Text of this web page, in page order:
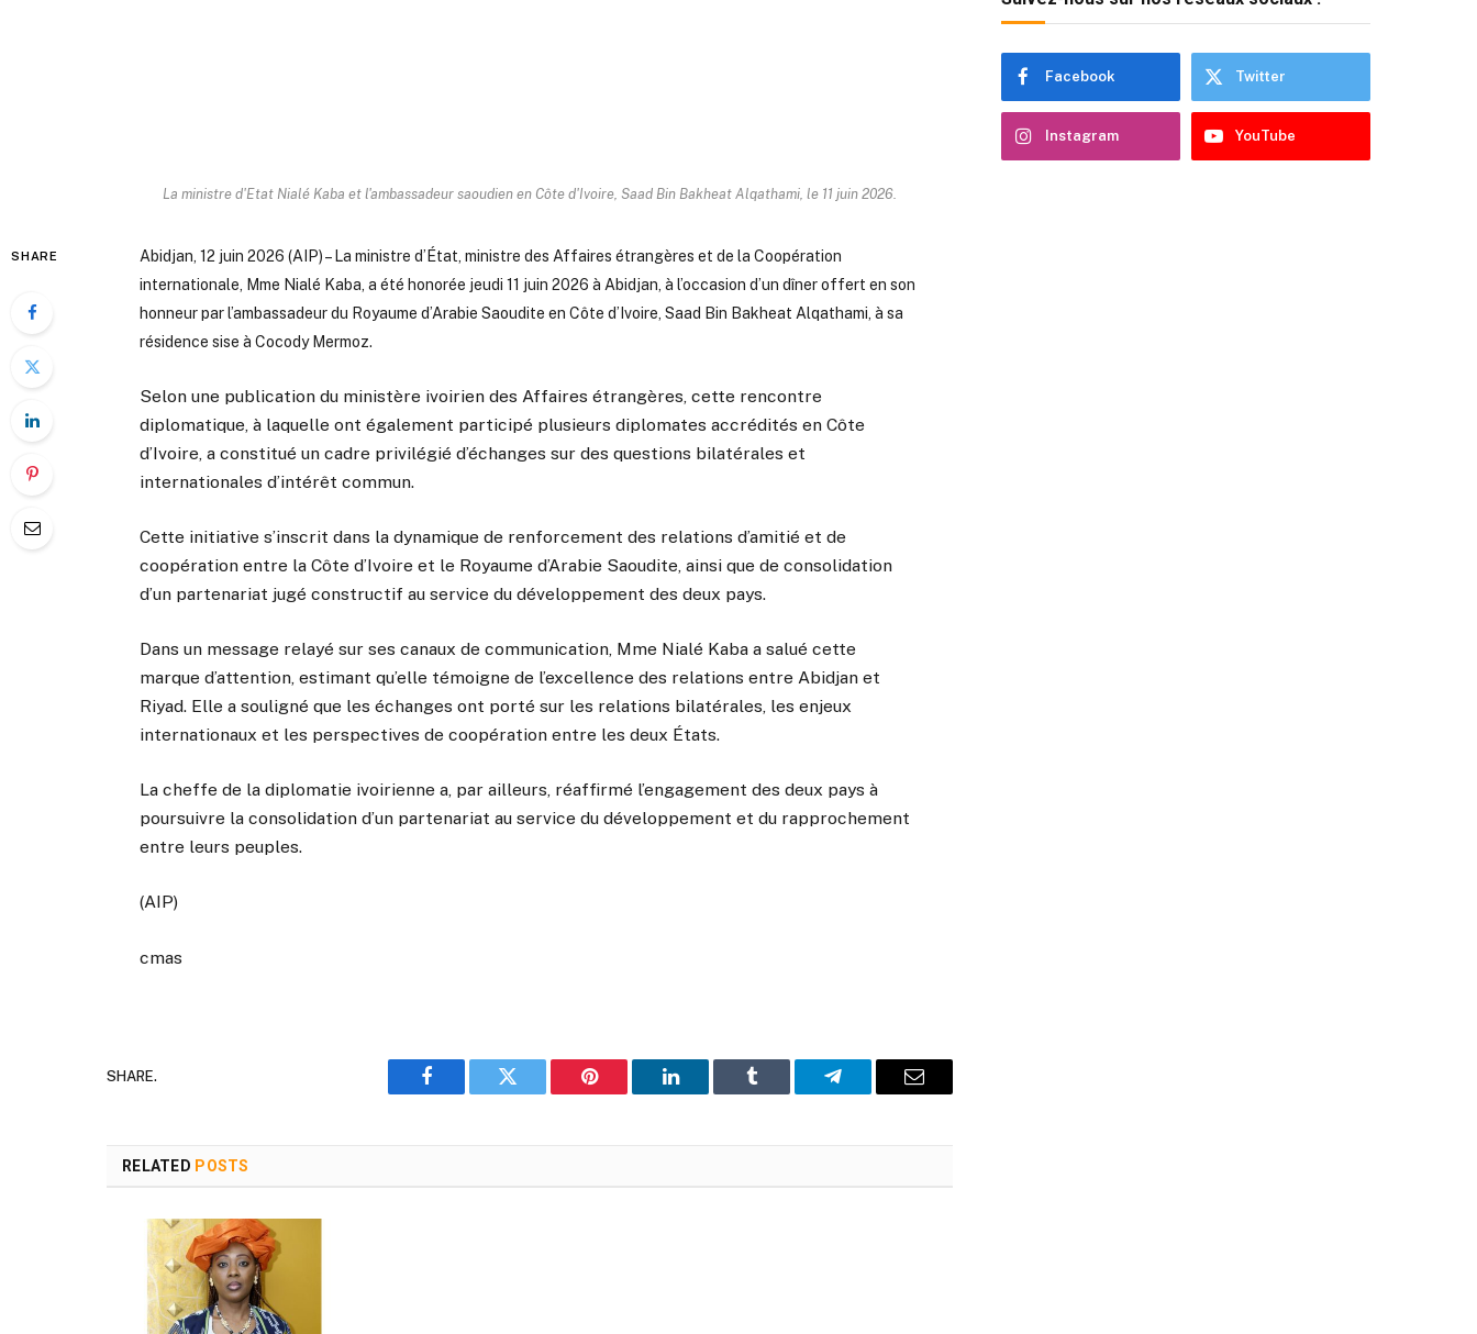
La ministre d'Etat Nialé Kaba et l'ambassadeur saoudien en Côte d'Ivoire, Saad Bin Bakheat Alqathami, le 11 juin 2026.
SHARE
Abidjan, 12 juin 2026 (AIP) – La ministre d’État, ministre des Affaires étrangères et de la Coopération
internationale, Mme Nialé Kaba, a été honorée jeudi 11 juin 2026 à Abidjan, à l’occasion d’un dîner offert en son
honneur par l’ambassadeur du Royaume d’Arabie Saoudite en Côte d’Ivoire, Saad Bin Bakheat Alqathami, à sa
résidence sise à Cocody Mermoz.
Selon une publication du ministère ivoirien des Affaires étrangères, cette rencontre
diplomatique, à laquelle ont également participé plusieurs diplomates accrédités en Côte
d’Ivoire, a constitué un cadre privilégié d’échanges sur des questions bilatérales et
internationales d’intérêt commun.
Cette initiative s’inscrit dans la dynamique de renforcement des relations d’amitié et de
coopération entre la Côte d’Ivoire et le Royaume d’Arabie Saoudite, ainsi que de consolidation
d’un partenariat jugé constructif au service du développement des deux pays.
Dans un message relayé sur ses canaux de communication, Mme Nialé Kaba a salué cette
marque d’attention, estimant qu’elle témoigne de l’excellence des relations entre Abidjan et
Riyad. Elle a souligné que les échanges ont porté sur les relations bilatérales, les enjeux
internationaux et les perspectives de coopération entre les deux États.
La cheffe de la diplomatie ivoirienne a, par ailleurs, réaffirmé l’engagement des deux pays à
poursuivre la consolidation d’un partenariat au service du développement et du rapprochement
entre leurs peuples.
(AIP)
cmas
SHARE.
Facebook Twitter Pinterest LinkedIn Tumblr Telegram Email
RELATED POSTS
Facebook Twitter
Instagram YouTube